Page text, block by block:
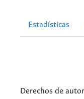
Estadísticas
Derechos de